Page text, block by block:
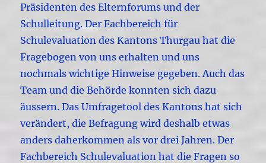
Präsidenten des Elternforums und der
Schulleitung. Der Fachbereich für
Schulevaluation des Kantons Thurgau hat die
Fragebogen von uns erhalten und uns
nochmals wichtige Hinweise gegeben. Auch das
Team und die Behörde konnten sich dazu
äussern. Das Umfragetool des Kantons hat sich
verändert, die Befragung wird deshalb etwas
anders daherkommen als vor drei Jahren. Der
Fachbereich Schulevaluation hat die Fragen so